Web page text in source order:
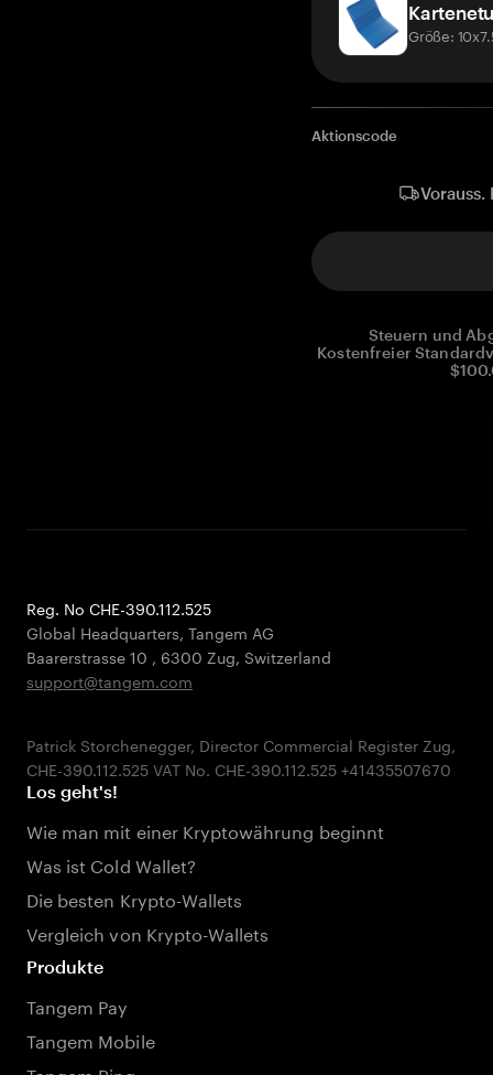
Größe:
Aktionscode
Steuern und
Kostenfreier
Reg. No CHE-390.112.525
Global Headquarters, Tangem AG
Baarerstrasse 10 , 6300 Zug, Switzerland
support@tangem.com
Patrick Storchenegger, Director Commercial Register Zug,
Los geht's!
Wie man mit einer Kryptowährung beginnt
Was ist Cold Wallet?
Die besten Krypto-Wallets
Vergleich von Krypto-Wallets
Produkte
Tangem Pay
Tangem Mobile